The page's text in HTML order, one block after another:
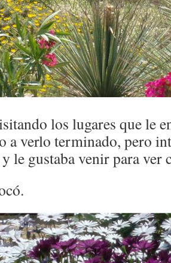
los lugares que le
a verlo terminado, pero
le gustaba venir para ver